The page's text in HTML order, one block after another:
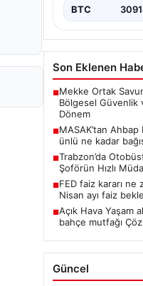
BTC
Son Eklenen
■Mekke Ortak
Bölgesel Güvenlik
Dönem
■MASAK’tan
ünlü ne kadar
■Trabzon’da
Şoförün Hızlı
■FED faiz kararı ne
Nisan ayı faiz
■Açık Hava Yaşam
bahçe mutfağı
Güncel